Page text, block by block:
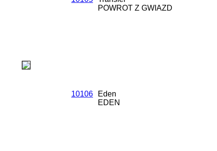
POWROT Z GWIAZD
10106
Eden
EDEN